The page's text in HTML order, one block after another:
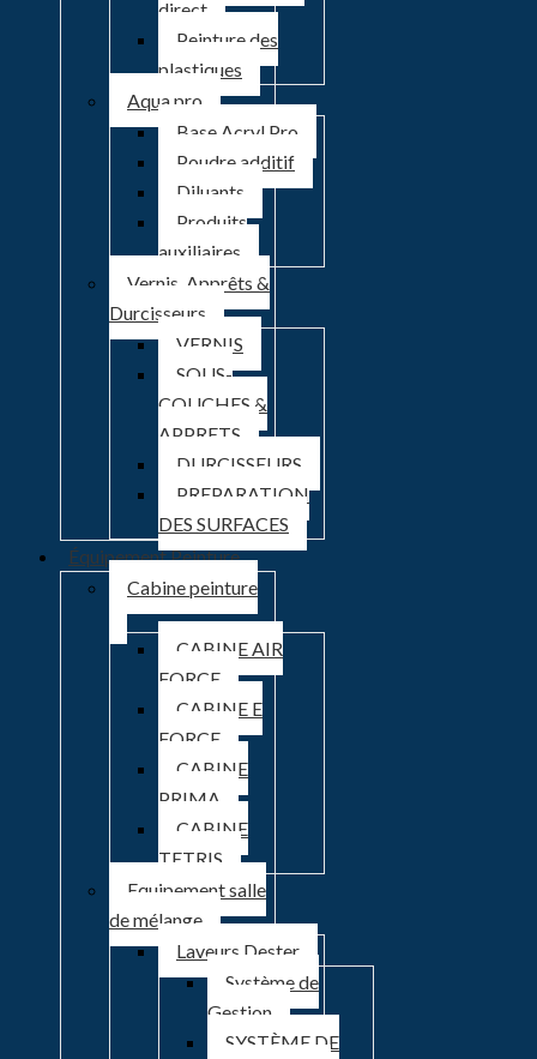
direct
Peinture des
plastiques
Aqua pro
Base Acryl Pro
Poudre additif
Diluants
Produits
auxiliaires
Vernis, Apprêts &
Durcisseurs
VERNIS
SOUS-
COUCHES &
APPRETS
DURCISSEURS
PREPARATION
DES SURFACES
Équipement Peinture
Cabine peinture
CABINE AIR
FORCE
CABINE E
FORCE
CABINE
PRIMA
CABINE
TETRIS
Equipement salle
de mélange
Laveurs Dester
Système de
Gestion
SYSTÈME DE